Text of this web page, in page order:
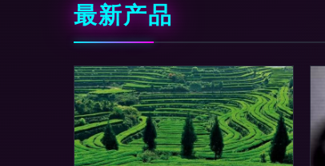
最新产品